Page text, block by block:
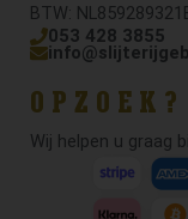
BTW:
053 428 3855
OPZOEK?
Wij helpen u graag